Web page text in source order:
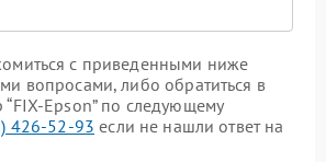
с приведенными ниже
вопросами, либо обратиться в
Epson” по следующему
426-52-93 если не нашли ответ на